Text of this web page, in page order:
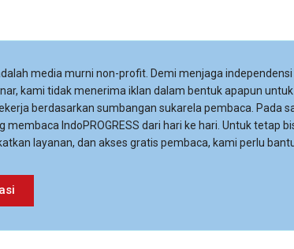
media murni non-profit. Demi menjaga
kami tidak menerima iklan dalam bentuk apapun
berdasarkan sumbangan sukarela pembaca. Pada
membaca IndoPROGRESS dari hari ke hari. Untuk tetap
layanan, dan akses gratis pembaca, kami perlu